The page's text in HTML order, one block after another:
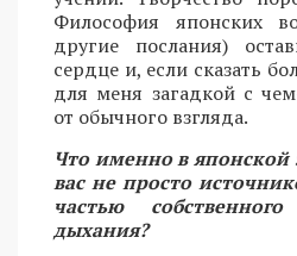
Философия японских
другие послания)
сердце и, если сказать
для меня загадкой с
от обычного взгляда.
Что именно в японской
вас не просто
частью собственного
дыхания?